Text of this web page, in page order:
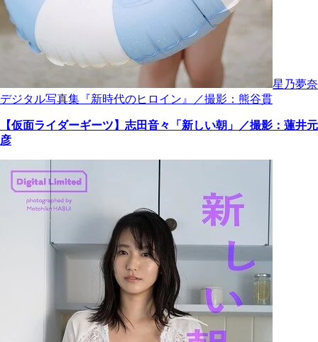
星乃夢奈
デジタル写真集『新時代のヒロイン』／撮影：熊谷貫
【仮面ライダーギーツ】志田音々「新しい朝」／撮影：蓮井元
彦